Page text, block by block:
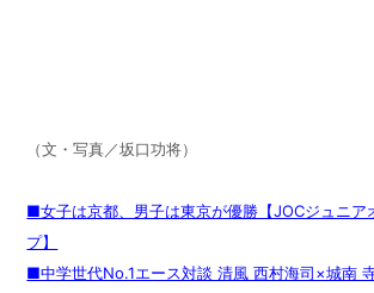
（文・写真／坂口功将）
■女子は京都、男子は東京が優勝【JOCジュニア
プ】
■中学世代No.1エース対談 清風 西村海司×城南